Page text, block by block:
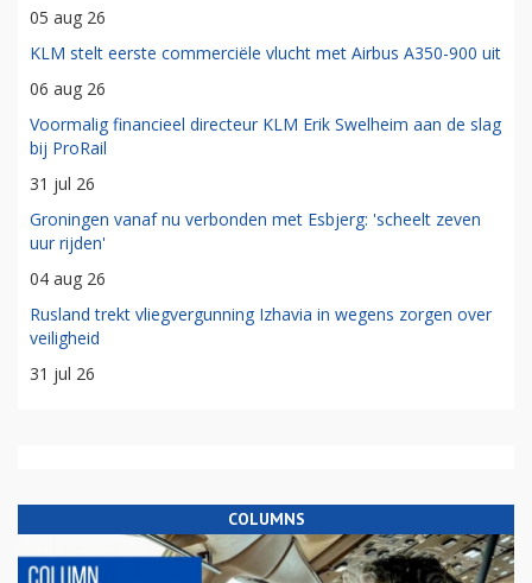
05 aug 26
KLM stelt eerste commerciële vlucht met Airbus A350-900 uit
06 aug 26
Voormalig financieel directeur KLM Erik Swelheim aan de slag
bij ProRail
31 jul 26
Groningen vanaf nu verbonden met Esbjerg: 'scheelt zeven
uur rijden'
04 aug 26
Rusland trekt vliegvergunning Izhavia in wegens zorgen over
veiligheid
31 jul 26
COLUMNS